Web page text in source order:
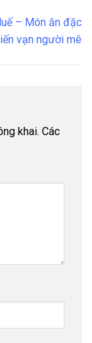
– Món ăn đặc
vạn người mê
khai. Các